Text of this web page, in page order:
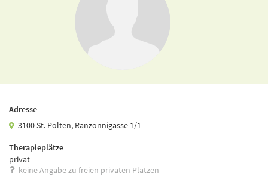
Adresse
3100 St. Pölten, Ranzonnigasse 1/1
Therapieplätze
privat
keine Angabe zu freien privaten Plätzen